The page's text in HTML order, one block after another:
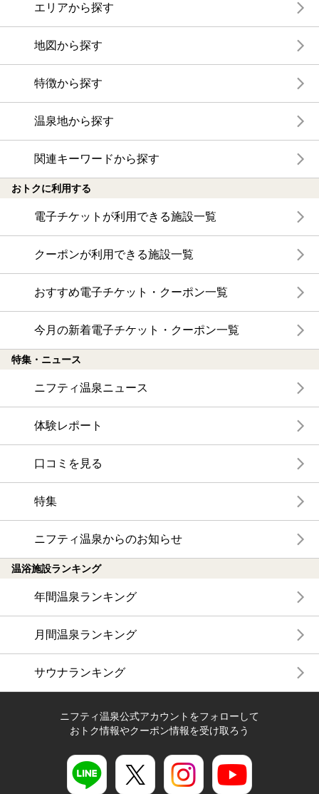
エリアから探す
地図から探す
特徴から探す
温泉地から探す
関連キーワードから探す
おトクに利用する
電子チケットが利用できる施設一覧
クーポンが利用できる施設一覧
おすすめ電子チケット・クーポン一覧
今月の新着電子チケット・クーポン一覧
特集・ニュース
ニフティ温泉ニュース
体験レポート
口コミを見る
特集
ニフティ温泉からのお知らせ
温浴施設ランキング
年間温泉ランキング
月間温泉ランキング
サウナランキング
ニフティ温泉公式アカウントをフォローして
おトク情報やクーポン情報を受け取ろう